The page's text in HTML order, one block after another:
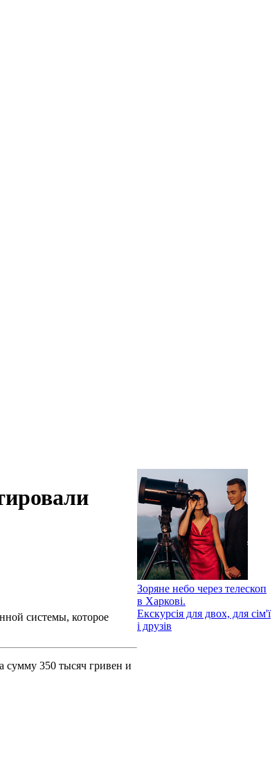
системы, которое
сумму 350 тысяч гривен и
Зоряне небо через телескоп
в Харкові.
Екскурсія для двох, для сім'ї
і друзів